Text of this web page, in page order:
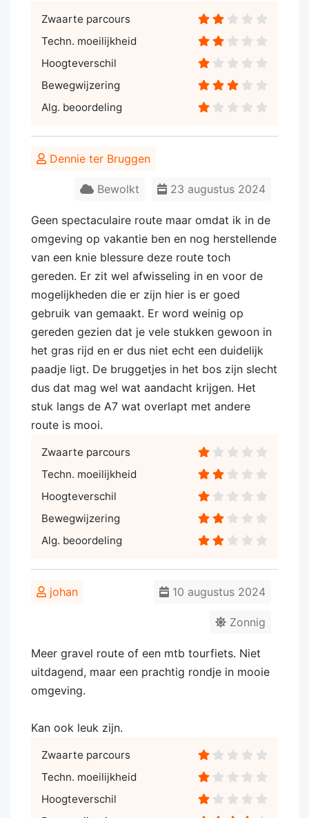
Zwaarte parcours
Techn. moeilijkheid
Hoogteverschil
Bewegwijzering
Alg. beoordeling
Dennie ter Bruggen
23 augustus 2024
Bewolkt
Geen spectaculaire route maar omdat ik in de
omgeving op vakantie ben en nog herstellende
van een knie blessure deze route toch
gereden. Er zit wel afwisseling in en voor de
mogelijkheden die er zijn hier is er goed
gebruik van gemaakt. Er word weinig op
gereden gezien dat je vele stukken gewoon in
het gras rijd en er dus niet echt een duidelijk
paadje ligt. De bruggetjes in het bos zijn slecht
dus dat mag wel wat aandacht krijgen. Het
stuk langs de A7 wat overlapt met andere
route is mooi.
Zwaarte parcours
Techn. moeilijkheid
Hoogteverschil
Bewegwijzering
Alg. beoordeling
johan 10 augustus 2024
Zonnig
Meer gravel route of een mtb tourfiets. Niet
uitdagend, maar een prachtig rondje in mooie
omgeving.
Kan ook leuk zijn.
Zwaarte parcours
Techn. moeilijkheid
Hoogteverschil